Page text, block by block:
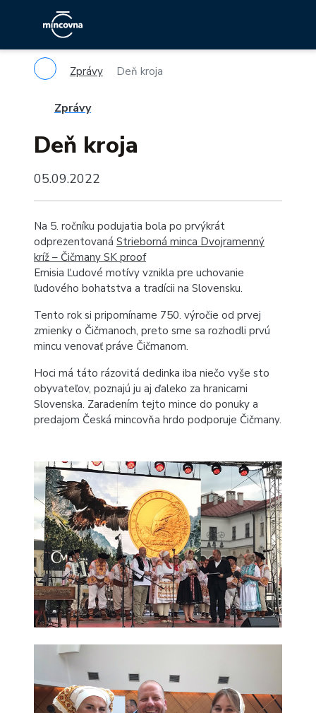
Zprávy Deň kroja
Zprávy
Deň kroja
05.09.2022
Na 5. ročníku podujatia bola po prvýkrát
odprezentovaná Strieborná minca Dvojramenný
kríž – Čičmany SK proof
Emisia Ľudové motívy vznikla pre uchovanie
ľudového bohatstva a tradícii na Slovensku.
Tento rok si pripomíname 750. výročie od prvej
zmienky o Čičmanoch, preto sme sa rozhodli prvú
mincu venovať práve Čičmanom.
Hoci má táto rázovitá dedinka iba niečo vyše sto
obyvateľov, poznajú ju aj ďaleko za hranicami
Slovenska. Zaradením tejto mince do ponuky a
predajom Česká mincovňa hrdo podporuje Čičmany.